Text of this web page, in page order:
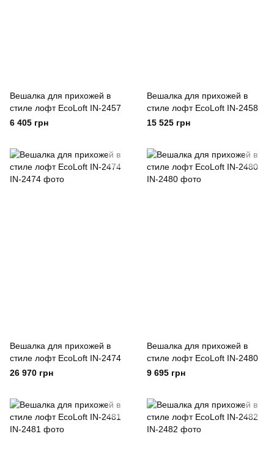
Вешалка для прихожей в
стиле лофт EcoLoft IN-2457
6 405 грн
Вешалка для прихожей в
стиле лофт EcoLoft IN-2458
15 525 грн
Вешалка для прихожей в
стиле лофт EcoLoft IN-2474
26 970 грн
Вешалка для прихожей в
стиле лофт EcoLoft IN-2480
9 695 грн